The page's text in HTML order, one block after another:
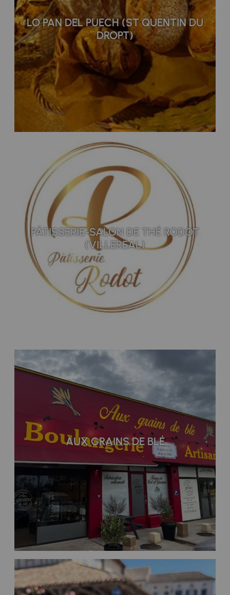
LO PAN DEL PUECH (ST QUENTIN DU
DROPT)
PÂTISSERIE-SALON DE THÉ RODOT
(VILLERÉAL)
AUX GRAINS DE BLÉ